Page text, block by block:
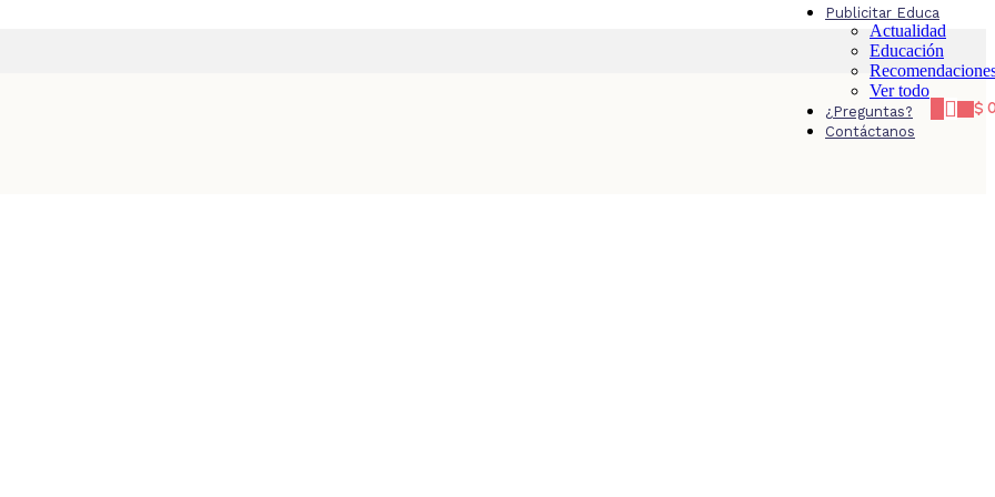
Publicitar Educa
Actualidad
Educación
Ver todo
¿Preguntas?
Contáctanos
$